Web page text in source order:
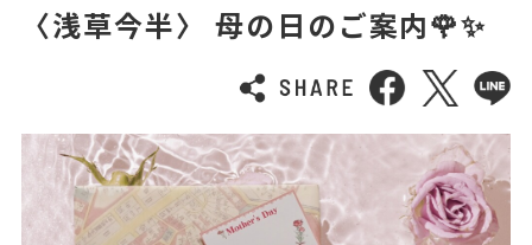
〈浅草今半〉 母の日のご案内🌹✨